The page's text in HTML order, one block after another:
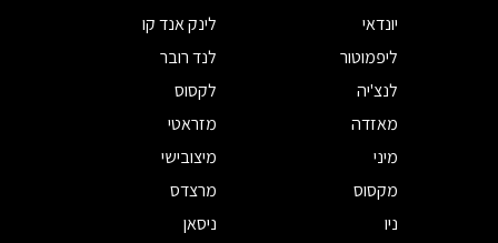
יונדאי
לינק אנד קו
ליפמוטור
לנד רובר
לנצ'יה
לקסוס
מאזדה
מזראטי
מיני
מיצובישי
מקסוס
מרצדס
ניו
ניסאן